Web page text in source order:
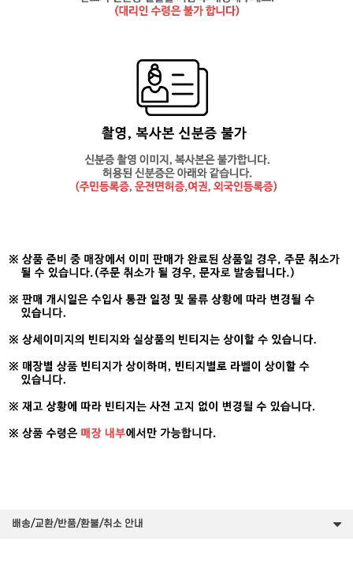
배송/교환/반품/환불/취소 안내